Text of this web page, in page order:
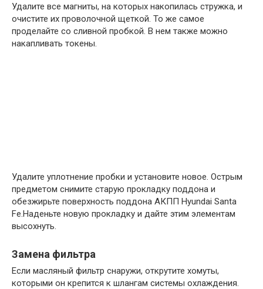
Удалите все магниты, на которых накопилась стружка, и
очистите их проволочной щеткой. То же самое
проделайте со сливной пробкой. В нем также можно
накапливать токены.
Удалите уплотнение пробки и установите новое. Острым
предметом снимите старую прокладку поддона и
обезжирьте поверхность поддона АКПП Hyundai Santa
Fe.Наденьте новую прокладку и дайте этим элементам
высохнуть.
Замена фильтра
Если масляный фильтр снаружи, открутите хомуты,
которыми он крепится к шлангам системы охлаждения.